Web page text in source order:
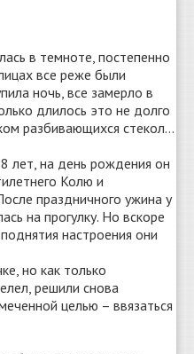
в темноте, постепенно
все реже были
ночь, все замерло в
длилось это не долго
разбивающихся стекол…
лет, на день рождения он
Колю и
праздничного ужина у
на прогулку. Но вскоре
настроения они
но как только
решили снова
целью – ввязаться